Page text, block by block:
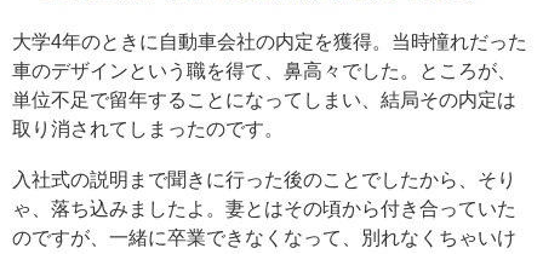
大学4年のときに自動車会社の内定を獲得。当時憧れだった
車のデザインという職を得て、鼻高々でした。ところが、
単位不足で留年することになってしまい、結局その内定は
取り消されてしまったのです。
入社式の説明まで聞きに行った後のことでしたから、そり
ゃ、落ち込みましたよ。妻とはその頃から付き合っていた
のですが、一緒に卒業できなくなって、別れなくちゃいけ